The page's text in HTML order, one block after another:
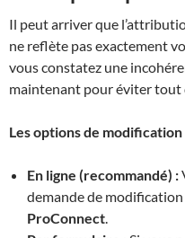
Il peut arriver que
ne reflète pas exactement
vous constatez une
maintenant pour éviter tout
Les options de modification
En ligne (recommandé) :
demande de
ProConnect.